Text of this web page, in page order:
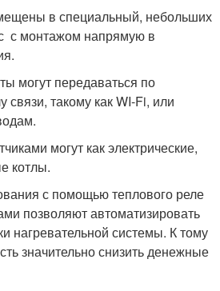
в специальный, небольших
с монтажом напрямую в
могут передаваться по
связи, такому как WI-Fi, или
могут как электрические,
котлы.
с помощью теплового реле
позволяют автоматизировать
нагревательной системы. К тому
значительно снизить денежные